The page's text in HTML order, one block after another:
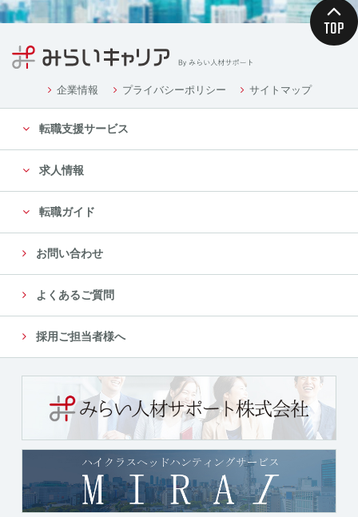
企業情報 プライバシーポリシー サイトマップ
転職支援サービス
求人情報
転職ガイド
お問い合わせ
よくあるご質問
採用ご担当者様へ